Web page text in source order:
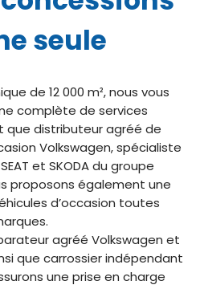
seule
de 12 000 m², nous vous
complète de services
que distributeur agréé de
Volkswagen, spécialiste
et SKODA du groupe
proposons également une
d’occasion toutes
agréé Volkswagen et
que carrossier indépendant
une prise en charge